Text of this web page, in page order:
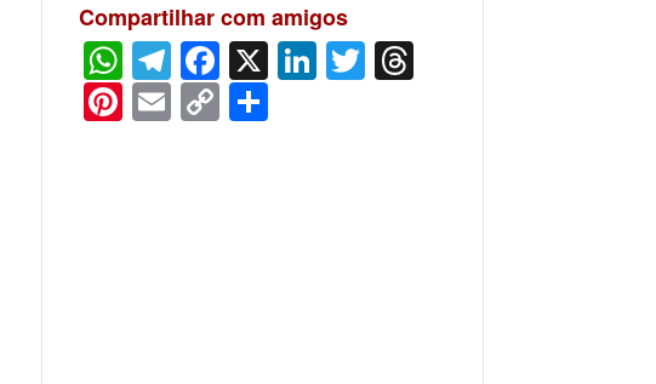
Compartilhar com amigos
WhatsApp
Telegram
Facebook
X LinkedIn
Twitter
Pinterest
Email
Copy
Link